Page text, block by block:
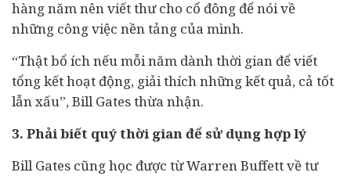
hàng năm nên viết thư cho cổ đông để nói về
những công việc nền tảng của mình.
“Thật bổ ích nếu mỗi năm dành thời gian để viết
tổng kết hoạt động, giải thích những kết quả, cả tốt
lẫn xấu”, Bill Gates thừa nhận.
3. Phải biết quý thời gian để sử dụng hợp lý
Bill Gates cũng học được từ Warren Buffett về tư